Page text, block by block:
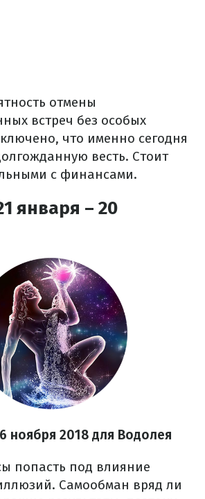
отмены
встреч без особых
что именно сегодня
весть. Стоит
с финансами.
января – 20
ноября 2018 для Водолея
попасть под влияние
Самообман вряд ли